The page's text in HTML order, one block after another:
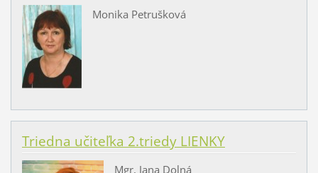
Monika Petrušková
Triedna učiteľka 2.triedy LIENKY
Mgr. Jana Dolná